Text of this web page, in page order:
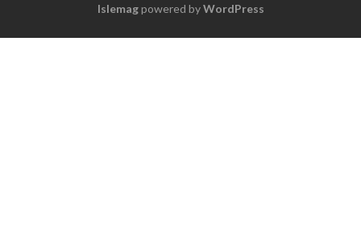
Islemagpowered byWordPress